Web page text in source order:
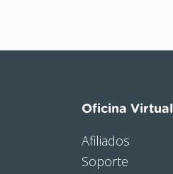
Oficina Virtual
Afiliados
Soporte